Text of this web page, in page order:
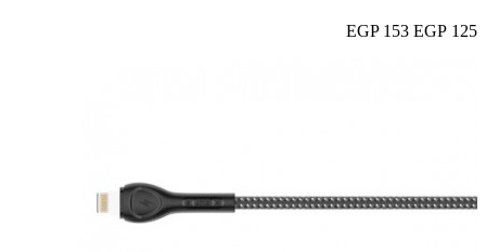
125 EGP
153 EGP